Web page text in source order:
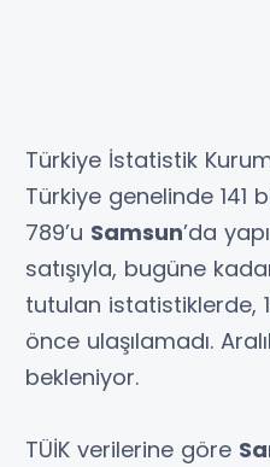
Türkiye İstatistik
Türkiye genelinde 141
789’u Samsun’da
satışıyla, bugüne
tutulan istatistiklerde,
önce ulaşılamadı.
bekleniyor.
TÜİK verilerine göre